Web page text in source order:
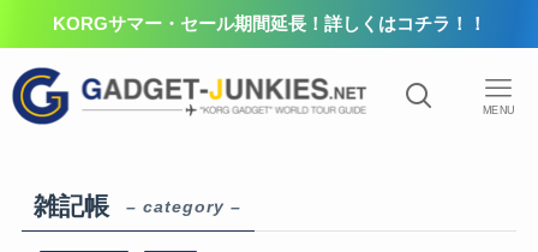
KORGサマー・セール期間延長！詳しくはコチラ！！
MENU
雑記帳 – category –